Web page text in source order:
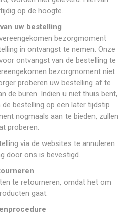
op de hoogte.
uw bestelling
bezorgmoment
in ontvangst te nemen. Onze
ontvangst van de bestelling te
bezorgmoment niet
proberen uw bestelling af te
de buren. Indien u niet thuis bent,
bestelling op een later tijdstip
nogmaals aan te bieden, zullen
proberen.
via de websites te annuleren
door ons is bevestigd.
te retourneren, omdat het om
gaat.